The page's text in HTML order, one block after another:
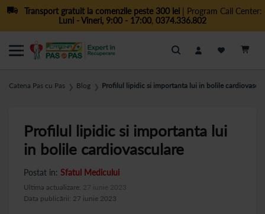
Transport gratuit la comenzile peste 300 lei| Program Call Center:
Luni - Vineri, 9:00 - 17:00, 0374.336.802
Cautare
Catena Pas cu Pas ❯ Blog ❯ Profilul lipidic si importanta lui in bolile
Profilul lipidic si importanta lui
in bolile cardiovasculare
Postat in: Sfatul Medicului
Data publicării: 27 iunie 2023
Ultima actualizare: 27 iunie 2023